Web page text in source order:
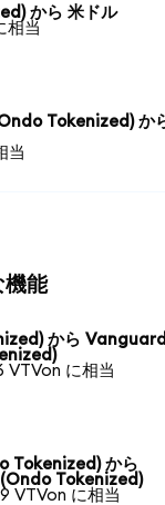
から 米ドル
相当
Tokenized) か
当
機能
から Vanguard
VTVon に相当
Tokenized) から
Tokenized)
VTVon に相当